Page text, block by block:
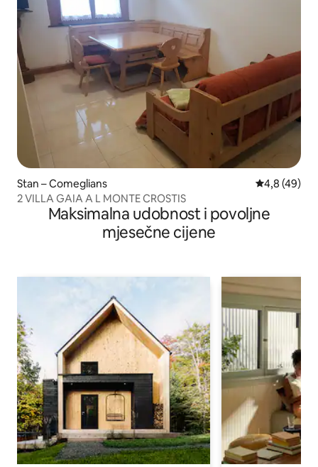
Stan – Comeglians Prosječna
4,8 (49)
2 VILLA GAIA A L MONTE CROSTIS
Maksimalna udobnost i povoljne
mjesečne cijene